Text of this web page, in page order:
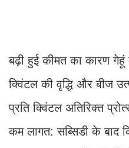
बढ़ी हुई कीमत का कारण
क्विंटल की वृद्धि और बीज
प्रति क्विंटल अतिरिक्त
कम लागत: सब्सिडी के बाद